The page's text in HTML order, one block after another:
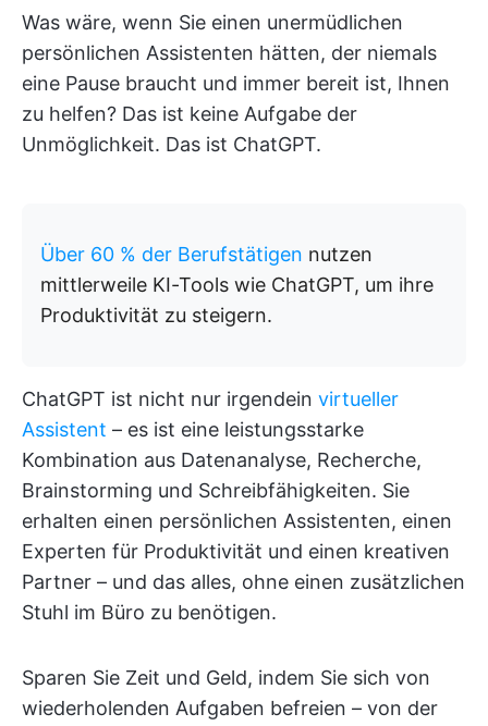
Was wäre, wenn Sie einen unermüdlichen
persönlichen Assistenten hätten, der niemals
eine Pause braucht und immer bereit ist, Ihnen
zu helfen? Das ist keine Aufgabe der
Unmöglichkeit. Das ist ChatGPT.
Über 60 % der Berufstätigen nutzen
mittlerweile KI-Tools wie ChatGPT, um ihre
Produktivität zu steigern.
ChatGPT ist nicht nur irgendein virtueller
Assistent – es ist eine leistungsstarke
Kombination aus Datenanalyse, Recherche,
Brainstorming und Schreibfähigkeiten. Sie
erhalten einen persönlichen Assistenten, einen
Experten für Produktivität und einen kreativen
Partner – und das alles, ohne einen zusätzlichen
Stuhl im Büro zu benötigen.
Sparen Sie Zeit und Geld, indem Sie sich von
wiederholenden Aufgaben befreien – von der